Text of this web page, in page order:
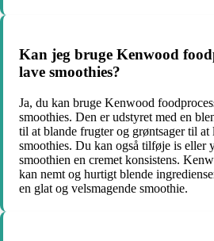
Kan jeg bruge Kenwood
lave smoothies?
Ja, du kan bruge Kenwood
smoothies. Den er udstyret med en
til at blande frugter og grøntsager til
smoothies. Du kan også tilføje is eller
smoothien en cremet konsistens.
kan nemt og hurtigt blende
en glat og velsmagende smoothie.